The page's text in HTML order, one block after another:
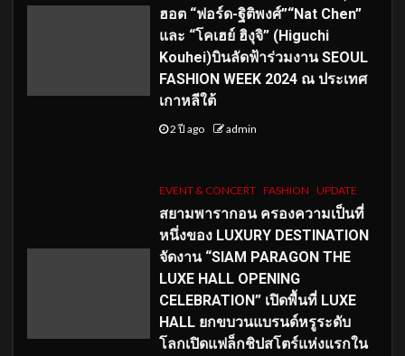
ฮอต “ฟอร์ด-ฐิติพงศ์”“Nat Chen”
และ “โคเฮย์ ฮิงุจิ” (Higuchi
Kouhei)บินลัดฟ้าร่วมงาน SEOUL
FASHION WEEK 2024 ณ ประเทศ
เกาหลีใต้
2 ปี ago admin
EVENT & CONCERT FASHION UPDATE
สยามพารากอน ครองความเป็นที่
หนึ่งของ LUXURY DESTINATION
จัดงาน “SIAM PARAGON THE
LUXE HALL OPENING
CELEBRATION” เปิดพื้นที่ LUXE
HALL ยกขบวนแบรนด์หรูระดับ
โลกเปิดแฟล็กชิปสโตร์แห่งแรกใน